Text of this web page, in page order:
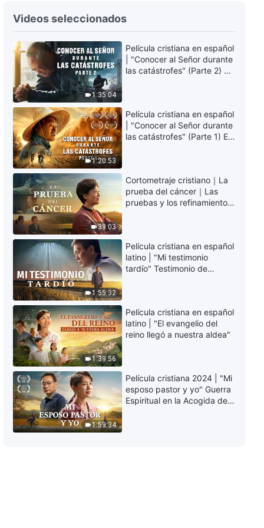
Videos seleccionados
1:35:04
Película cristiana en español
| "Conocer al Señor durante
las catástrofes" (Parte 2) La
1:20:53
Película cristiana en español
| "Conocer al Señor durante
las catástrofes" (Parte 1) El
39:03
Cortometraje cristiano｜La
prueba del cáncer｜Las
pruebas y los refinamientos
1:55:32
Película cristiana en español
latino | "Mi testimonio
tardío" Testimonio de
1:39:56
Película cristiana en español
latino | "El evangelio del
reino llegó a nuestra aldea"
1:59:34
Película cristiana 2024 | "Mi
esposo pastor y yo" Guerra
Espiritual en la Acogida del